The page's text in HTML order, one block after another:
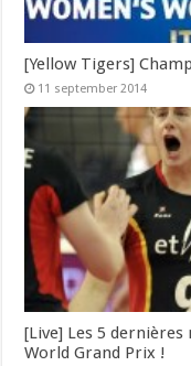
[Yellow Tigers]
11 september 2014
[Live] Les 5
World Grand Prix !